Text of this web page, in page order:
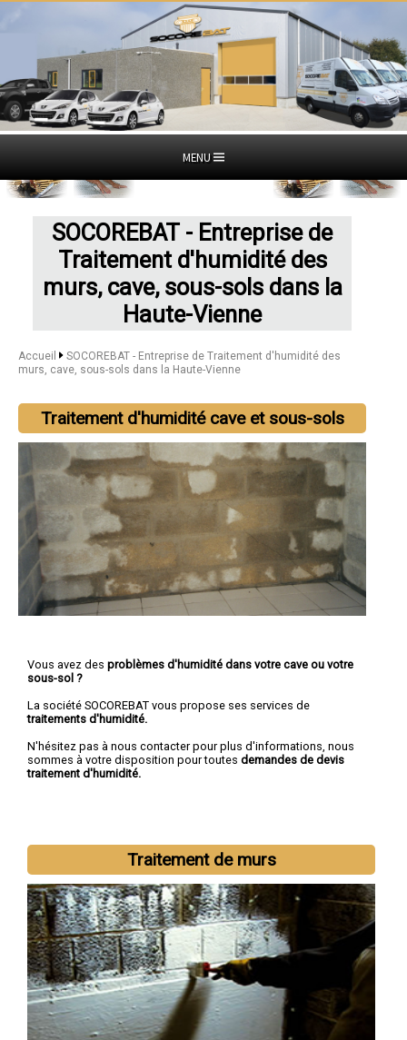
MENU
SOCOREBAT - Entreprise de
Traitement d'humidité des
murs, cave, sous-sols dans la
Haute-Vienne
Accueil
SOCOREBAT - Entreprise de Traitement d'humidité des
murs, cave, sous-sols dans la Haute-Vienne
Traitement d'humidité cave et sous-sols
Vous avez des problèmes d'humidité dans votre cave ou votre
sous-sol ?
La société SOCOREBAT vous propose ses services de
traitements d'humidité.
N'hésitez pas à nous contacter pour plus d'informations, nous
sommes à votre disposition pour toutes demandes de devis
traitement d'humidité.
Traitement de murs